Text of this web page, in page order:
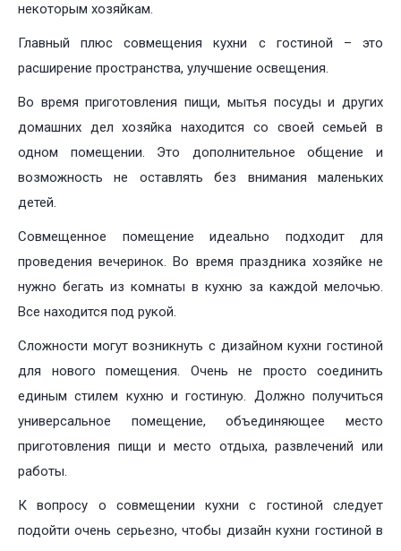
некоторым хозяйкам.
Главный плюс совмещения кухни с гостиной – это
расширение пространства, улучшение освещения.
Во время приготовления пищи, мытья посуды и других
домашних дел хозяйка находится со своей семьей в
одном помещении. Это дополнительное общение и
возможность не оставлять без внимания маленьких
детей.
Совмещенное помещение идеально подходит для
проведения вечеринок. Во время праздника хозяйке не
нужно бегать из комнаты в кухню за каждой мелочью.
Все находится под рукой.
Сложности могут возникнуть с дизайном кухни гостиной
для нового помещения. Очень не просто соединить
единым стилем кухню и гостиную. Должно получиться
универсальное помещение, объединяющее место
приготовления пищи и место отдыха, развлечений или
работы.
К вопросу о совмещении кухни с гостиной следует
подойти очень серьезно, чтобы дизайн кухни гостиной в